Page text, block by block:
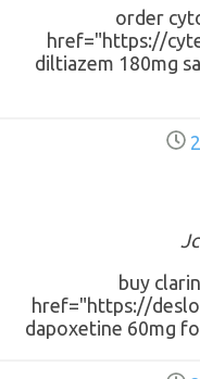
order
href="https://
diltiazem 180mg
buy
href="https://
dapoxetine 60mg